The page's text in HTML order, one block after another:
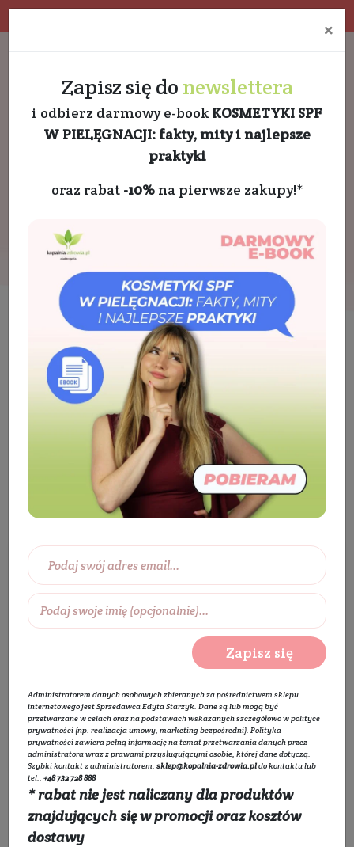
Kosmetyki Paznokcie
paznokci
Zmywacz do paznokci
Wybierz zakres cen:
0 zł 450 zł
Wybierz producentów:
Filtruj
Sortowanie:
×
Zapisz się do newslettera
i odbierz darmowy e-book KOSMETYKI SPF
W PIELĘGNACJI: fakty, mity i najlepsze
praktyki
oraz rabat -10%na pierwsze zakupy!*
Zapisz się
Administratorem danych osobowych zbieranych za pośrednictwem sklepu
internetowego jest Sprzedawca Edyta Starzyk. Dane są lub mogą być
przetwarzane w celach oraz na podstawach wskazanych szczegółowo wpolityce
prywatności (np. realizacja umowy, marketing bezpośredni). Polityka
prywatnościzawiera pełną informację na temat przetwarzania danych przez
administratora wraz z prawami przysługującymi osobie, której dane dotyczą.
Szybki kontakt z administratorem:sklep@kopalnia-zdrowia.pldo kontaktu lub
tel.:+48 732 728 888
* rabat nie jest naliczany dla produktów
znajdujących się w promocji oraz kosztów
dostawy